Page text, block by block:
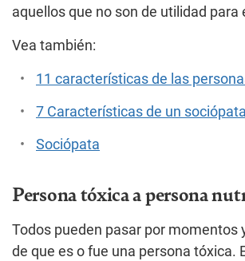
aquellos que no son de utilidad para
Vea también:
11 características de las
7 Características de un sociópata
Sociópata
Persona tóxica a persona
Todos pueden pasar por momentos
de que es o fue una persona tóxica.